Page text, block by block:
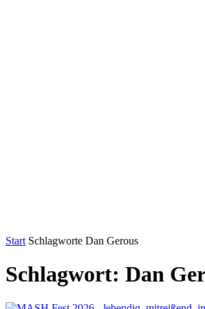
Start Schlagworte Dan Gerous
Schlagwort: Dan